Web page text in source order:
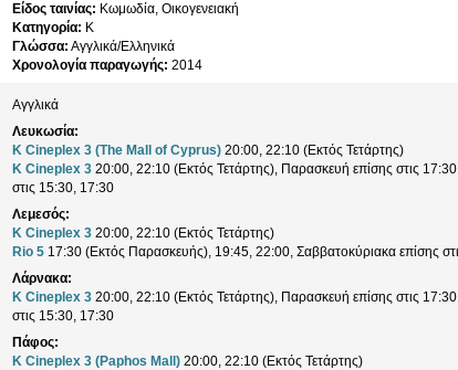
Είδος ταινίας: Κωμωδία, Οικογενειακή
Κατηγορία: K
Γλώσσα: Αγγλικά/Ελληνικά
Χρονολογία παραγωγής: 2014
Αγγλικά
Λευκωσία:
K Cineplex 3 (The Mall of Cyprus) 20:00, 22:10 (Εκτός Τετάρτης)
K Cineplex 3 20:00, 22:10 (Εκτός Τετάρτης), Παρασκευή επίσης στις
στις 15:30, 17:30
Λεμεσός:
K Cineplex 3 20:00, 22:10 (Εκτός Τετάρτης)
Rio 5 17:30 (Εκτός Παρασκευής), 19:45, 22:00, Σαββατοκύριακα επίσης
Λάρνακα:
K Cineplex 3 20:00, 22:10 (Εκτός Τετάρτης), Παρασκευή επίσης στις
στις 15:30, 17:30
Πάφος:
K Cineplex 3 (Paphos Mall) 20:00, 22:10 (Εκτός Τετάρτης)